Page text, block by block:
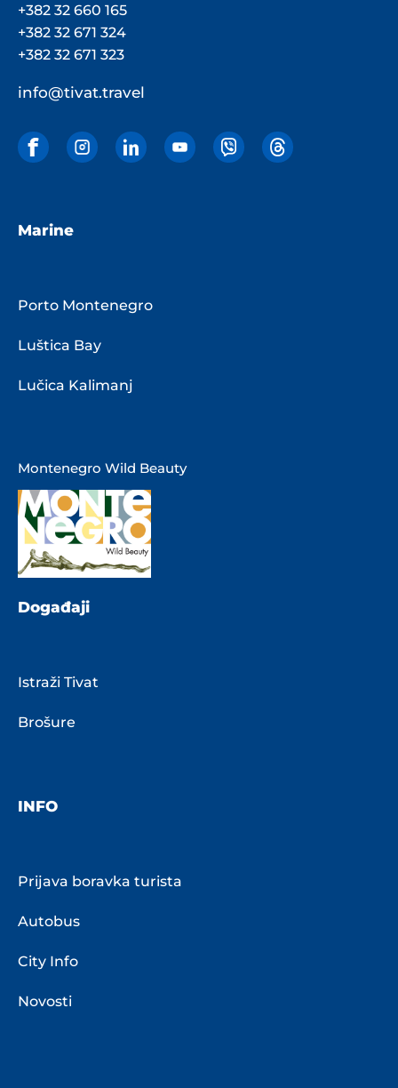
+382 32 660 165
+382 32 671 324
+382 32 671 323
info@tivat.travel
Marine
Porto Montenegro
Luštica Bay
Lučica Kalimanj
Montenegro Wild Beauty
Događaji
Istraži Tivat
Brošure
INFO
Prijava boravka turista
Autobus
City Info
Novosti